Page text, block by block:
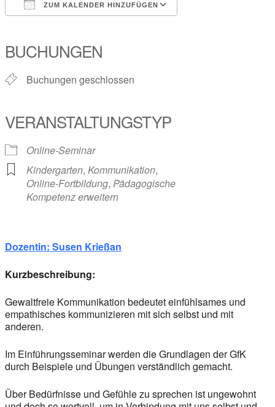
ZUM KALENDER HINZUFÜGEN
BUCHUNGEN
Buchungen geschlossen
VERANSTALTUNGSTYP
Online-Seminar
Kindergarten, Kommunikation,
Online-Fortbildung, Pädagogische
Kompetenz erweitern
Dozentin: Susen Krießan
Kurzbeschreibung:
Gewaltfreie Kommunikation bedeutet einfühlsames und
empathisches kommunizieren mit sich selbst und mit
anderen.
Im Einführungsseminar werden die Grundlagen der GfK
durch Beispiele und Übungen verständlich gemacht.
Über Bedürfnisse und Gefühle zu sprechen ist ungewohnt